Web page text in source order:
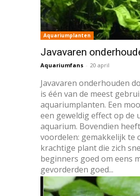
Aquariumplanten
Javavaren
Aquariumfans - 20 april
Javavaren onderhouden doe je zo!
is één van de meest
aquariumplanten. Een
een geweldig effect op de
aquarium. Bovendien
voordelen: gemakkelijk te
krachtige plant die zich snel
beginners goed om eens
gevorderden goed...